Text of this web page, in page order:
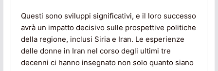
Questi sono sviluppi significativi, e il loro successo
avrà un impatto decisivo sulle prospettive politiche
della regione, inclusi Siria e Iran. Le esperienze
delle donne in Iran nel corso degli ultimi tre
decenni ci hanno insegnato non solo quanto siano